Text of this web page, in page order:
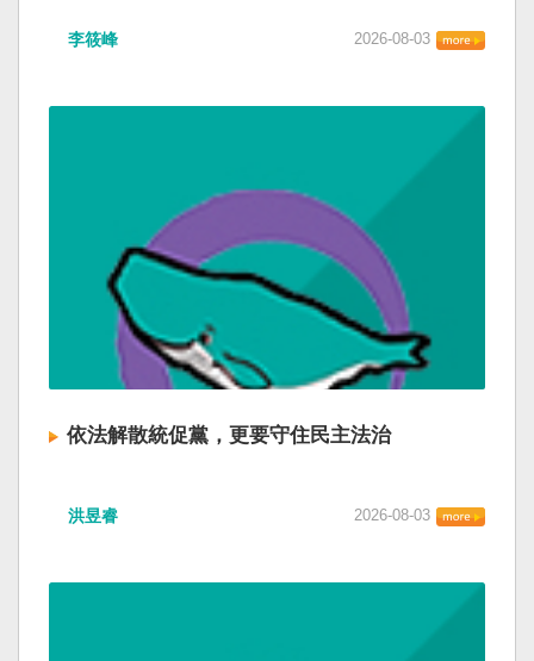
李筱峰 2026-08-03
依法解散統促黨，更要守住民主法治
洪昱睿 2026-08-03